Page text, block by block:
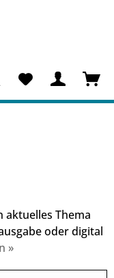
aktuelles Thema
oder digital
»